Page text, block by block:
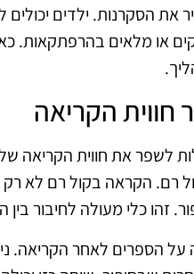
את הסקרנות. ילדים
או מלאים בהרפתקאות.
חווית הקריאה
לשפר את חווית הקריאה
רם. הקראה בקול רם לא
זהו כלי מעולה לחיבור
על הספרים לאחר הקריאה.